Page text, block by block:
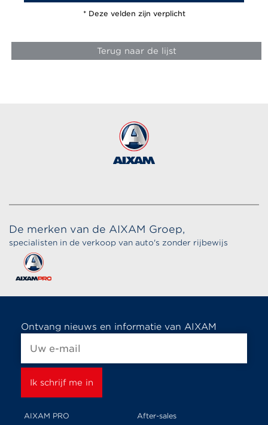
* Deze velden zijn verplicht
Terug naar de lijst
De merken van de AIXAM Groep,
specialisten in de verkoop van auto's zonder rijbewijs
Ontvang nieuws en informatie van AIXAM
AIXAM PRO
After-sales